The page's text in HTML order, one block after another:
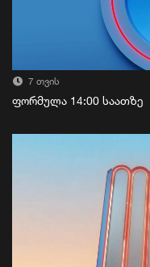
7 თვის
ფორმულა 14:00 საათზე